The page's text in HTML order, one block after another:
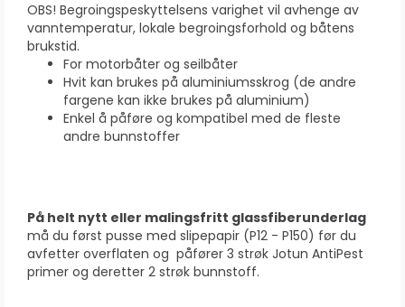
OBS! Begroingspeskyttelsens varighet vil avhenge av
vanntemperatur, lokale begroingsforhold og båtens
brukstid.
For motorbåter og seilbåter
Hvit kan brukes på aluminiumsskrog (de andre
fargene kan ikke brukes på aluminium)
Enkel å påføre og kompatibel med de fleste
andre bunnstoffer
På helt nytt eller malingsfritt glassfiberunderlag
må du først pusse med slipepapir (P12 - P150) før du
avfetter overflaten og påfører 3 strøk Jotun AntiPest
primer og deretter 2 strøk bunnstoff.